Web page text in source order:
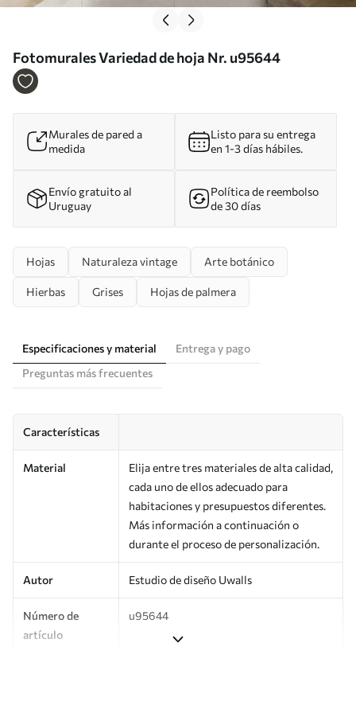
Fotomurales Variedad de hoja Nr. u95644
Murales de pared a
medida
Listo para su entrega
en 1-3 días hábiles.
Envío gratuito al
Uruguay
Política de reembolso
de 30 días
Hojas Naturaleza vintage Arte botánico
Hierbas Grises Hojas de palmera
Especificaciones y material
Entrega y pago
Preguntas más frecuentes
Características
Material
Elija entre tres materiales de alta calidad,
cada uno de ellos adecuado para
habitaciones y presupuestos diferentes.
Más información a continuación o
durante el proceso de personalización.
Autor Estudio de diseño Uwalls
Número de
artículo
u95644